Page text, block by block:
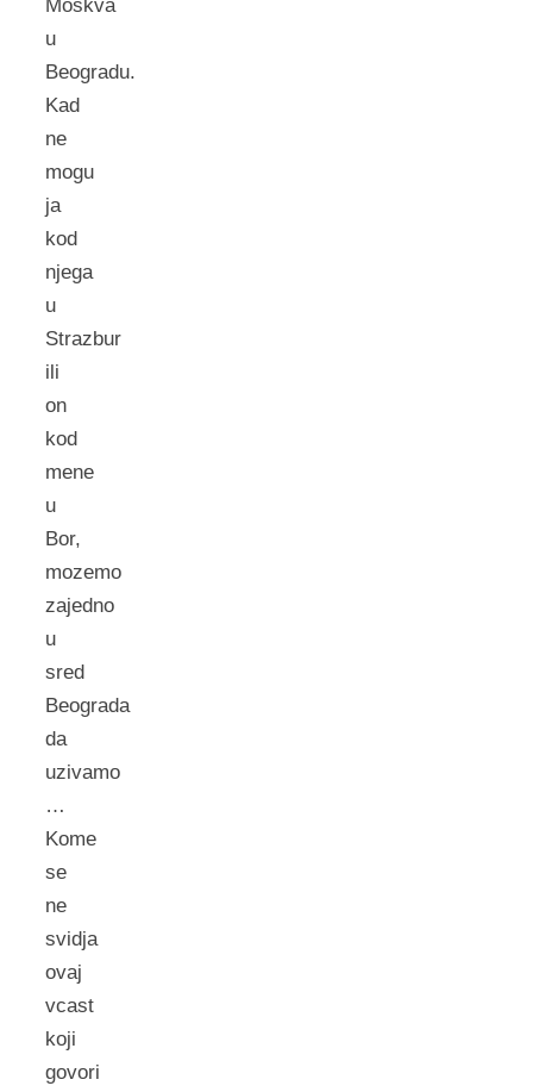
Moskva
u
Beogradu.
Kad
ne
mogu
ja
kod
njega
u
Strazbur
ili
on
kod
mene
u
Bor,
mozemo
zajedno
u
sred
Beograda
da
uzivamo
…
Kome
se
ne
svidja
ovaj
vcast
koji
govori